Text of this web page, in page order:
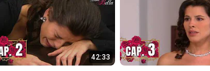
42:33